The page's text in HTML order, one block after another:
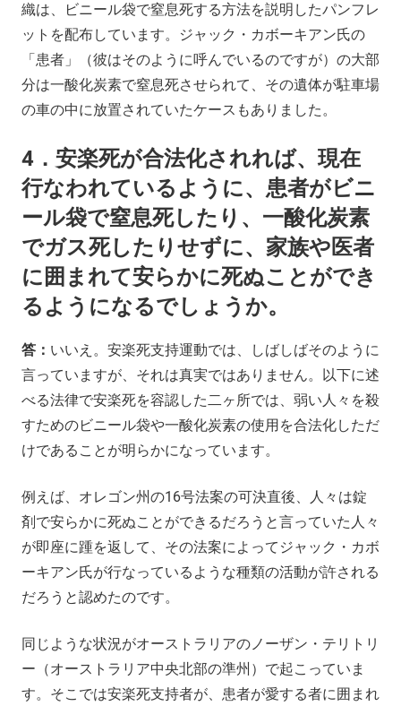
織は、ビニール袋で窒息死する方法を説明したパンフレ
ットを配布しています。ジャック・カボーキアン氏の
「患者」（彼はそのように呼んでいるのですが）の大部
分は一酸化炭素で窒息死させられて、その遺体が駐車場
の車の中に放置されていたケースもありました。
4．安楽死が合法化されれば、現在
行なわれているように、患者がビニ
ール袋で窒息死したり、一酸化炭素
でガス死したりせずに、家族や医者
に囲まれて安らかに死ぬことができ
るようになるでしょうか。
答： いいえ。安楽死支持運動では、しばしばそのように
言っていますが、それは真実ではありません。以下に述
べる法律で安楽死を容認した二ヶ所では、弱い人々を殺
すためのビニール袋や一酸化炭素の使用を合法化しただ
けであることが明らかになっています。
例えば、オレゴン州の16号法案の可決直後、人々は錠
剤で安らかに死ぬことができるだろうと言っていた人々
が即座に踵を返して、その法案によってジャック・カボ
ーキアン氏が行なっているような種類の活動が許される
だろうと認めたのです。
同じような状況がオーストラリアのノーザン・テリトリ
ー（オーストラリア中央北部の準州）で起こっていま
す。そこでは安楽死支持者が、患者が愛する者に囲まれ